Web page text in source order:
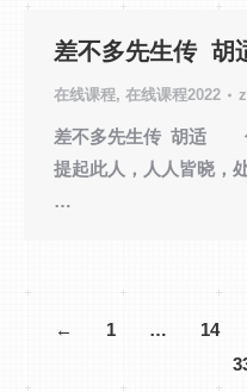
差不多先生传 胡
在线课程, 在线课程2022
差不多先生传 胡适
提起此人，人人皆晓，
…
← 1 … 14